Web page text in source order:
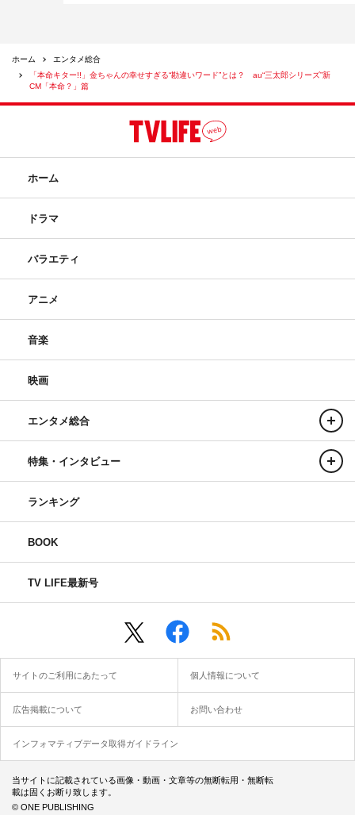
ホーム
エンタメ総合
「本命キター!!」金ちゃんの幸せすぎる“勘違いワード”とは？ au“三太郎シリーズ”新
CM「本命？」篇
ホーム
ドラマ
バラエティ
アニメ
音楽
映画
エンタメ総合
特集・インタビュー
ランキング
BOOK
TV LIFE最新号
サイトのご利用にあたって 個人情報について
広告掲載について お問い合わせ
インフォマティブデータ取得ガイドライン
当サイトに記載されている画像・動画・文章等の無断転用・無断転
載は固くお断り致します。
© ONE PUBLISHING